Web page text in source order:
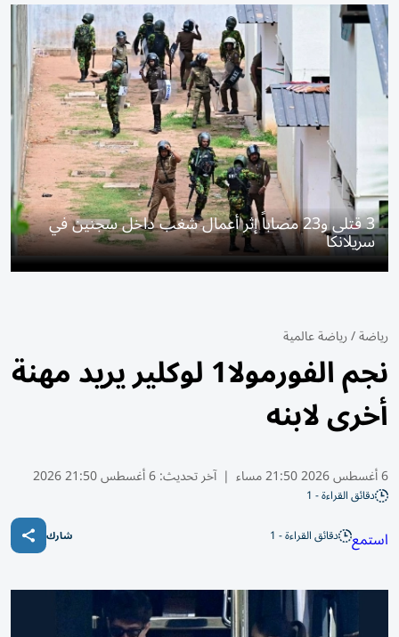
3 قتلى و23 مصاباً إثر أعمال شغب داخل سجنين في
سريلانكا
رياضة/رياضة عالمية
نجم الفورمولا1 لوكلير يريد مهنة
أخرى لابنه
6 أغسطس 2026 21:50 مساء | آخر تحديث:6 أغسطس 21:50 2026
دقائق القراءة - 1
استمع دقائق القراءة - 1 شارك